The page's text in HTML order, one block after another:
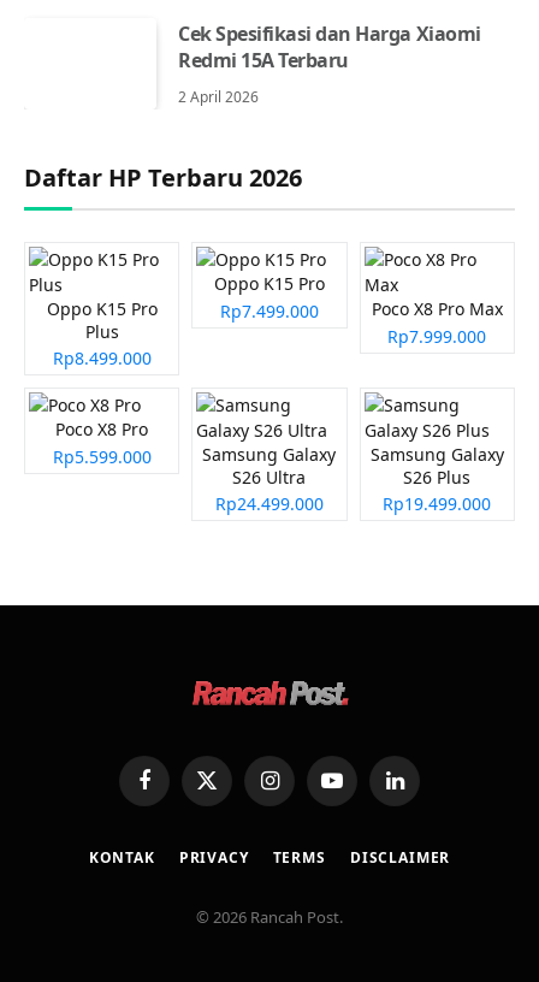
Cek Spesifikasi dan Harga Xiaomi
Redmi 15A Terbaru
2 April 2026
Daftar HP Terbaru 2026
Oppo K15 Pro
Plus
Rp8.499.000
Oppo K15 Pro
Rp7.499.000
Poco X8 Pro Max
Rp7.999.000
Poco X8 Pro
Rp5.599.000
Samsung Galaxy
S26 Ultra
Rp24.499.000
Samsung Galaxy
S26 Plus
Rp19.499.000
FacebookX
(Twitter)
InstagramYouTubeLinkedIn
KONTAK PRIVACY TERMS DISCLAIMER
© 2026 Rancah Post.